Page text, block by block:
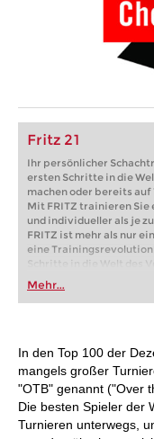
Fritz 21
Ihr persönlicher
ersten Schritte in die
machen oder bereits
Mit FRITZ trainieren
und individueller als je
FRITZ ist mehr als nur
eine
Schritte in die Welt des
oder bereits auf
FRITZ trainieren Sie
individueller als je zuvor.
Mehr...
In den Top 100 der
mangels großer
"OTB" genannt ("Over
Die besten Spieler der
Turnieren unterwegs,